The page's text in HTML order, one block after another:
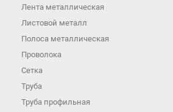
Лента металлическая
Листовой металл
Полоса металлическая
Проволока
Сетка
Труба
Труба профильная